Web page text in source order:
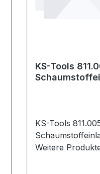
KS-Tools
KS-Tools
Weitere Produkte